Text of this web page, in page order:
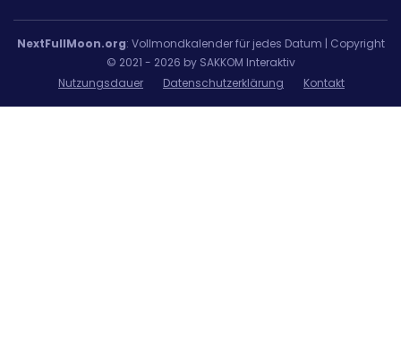
NextFullMoon.org: Vollmondkalender für jedes Datum | Copyright
© 2021 - 2026 by SAKKOM Interaktiv
Nutzungsdauer
Datenschutzerklärung Kontakt